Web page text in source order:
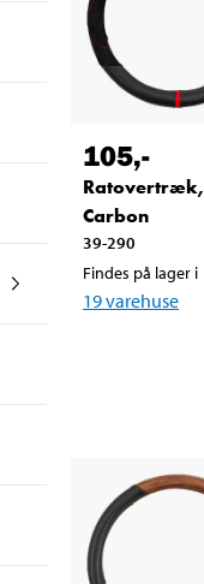
105,-
Ratovertræk,
Carbon
39-290
Findes på lager i
19varehuse